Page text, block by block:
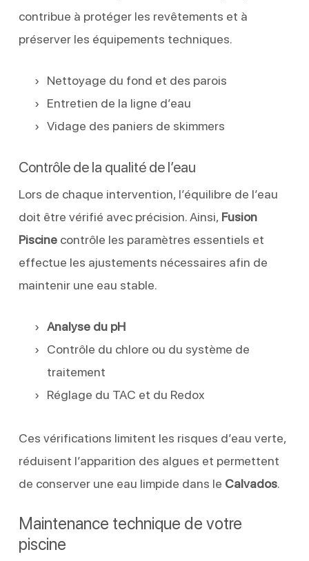
contribue à protéger les revêtements et à
préserver les équipements techniques.
Nettoyage du fond et des parois
Entretien de la ligne d’eau
Vidage des paniers de skimmers
Contrôle de la qualité de l’eau
Lors de chaque intervention, l’équilibre de l’eau
doit être vérifié avec précision. Ainsi, Fusion
Piscinecontrôle les paramètres essentiels et
effectue les ajustements nécessaires afin de
maintenir une eau stable.
Analyse du pH
Contrôle du chlore ou du système de
traitement
Réglage du TAC et du Redox
Ces vérifications limitent les risques d’eau verte,
réduisent l’apparition des algues et permettent
de conserver une eau limpide dans le Calvados.
Maintenance technique de votre
piscine